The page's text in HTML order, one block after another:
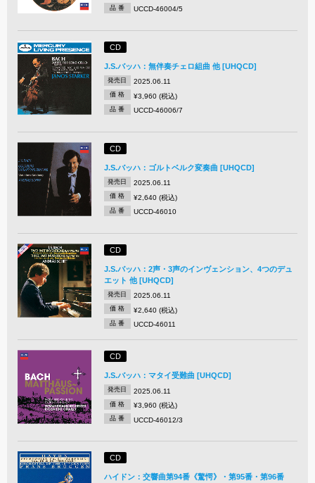
品 番 UCCD-46004/5
CD
J.S.バッハ：無伴奏チェロ組曲 他 [UHQCD]
発売日 2025.06.11
価 格 ¥3,960 (税込)
品 番 UCCD-46006/7
CD
J.S.バッハ：ゴルトベルク変奏曲 [UHQCD]
発売日 2025.06.11
価 格 ¥2,640 (税込)
品 番 UCCD-46010
CD
J.S.バッハ：2声・3声のインヴェンション、4つのデュ
エット 他 [UHQCD]
発売日 2025.06.11
価 格 ¥2,640 (税込)
品 番 UCCD-46011
CD
J.S.バッハ：マタイ受難曲 [UHQCD]
発売日 2025.06.11
価 格 ¥3,960 (税込)
品 番 UCCD-46012/3
CD
ハイドン：交響曲第94番《驚愕》・第95番・第96番